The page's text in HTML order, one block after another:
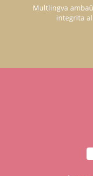
Multlingva
integrita